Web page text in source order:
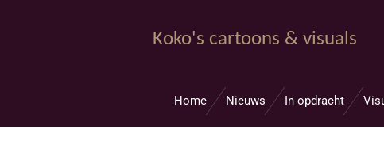
Koko's cartoons & visuals
Home Nieuws In opdracht